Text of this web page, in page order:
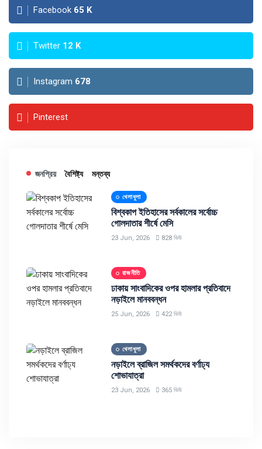
Facebook 65 K
Twitter 12 K
Instagram 678
Pinterest
জনপ্রিয় বৈশিষ্ট্য মন্তব্য
খেলাধুলা
বিশ্বকাপ ইতিহাসের সর্বকালের সর্বোচ্চ
গোলদাতার শীর্ষে মেসি
23 Jun, 2026 828 ভিউ
রাজনীতি
ঢাকায় সাংবাদিকের ওপর হামলার প্রতিবাদে
নড়াইলে মানববন্ধন
25 Jun, 2026 422 ভিউ
খেলাধুলা
নড়াইলে ব্রাজিল সমর্থকদের বর্ণাঢ্য
শোভাযাত্রা
23 Jun, 2026 365 ভিউ